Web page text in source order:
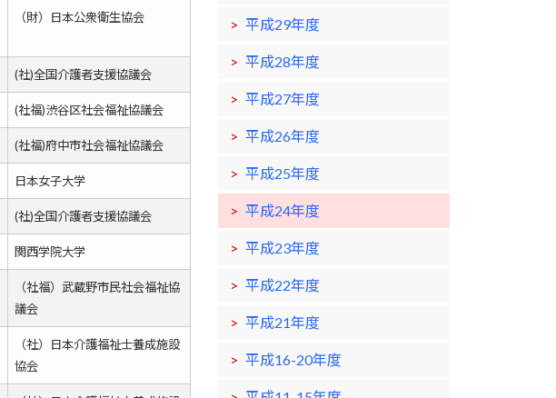
（財）日本公衆衛生協会
(社)全国介護者支援協議会
(社福)渋谷区社会福祉協議会
(社福)府中市社会福祉協議会
日本女子大学
(社)全国介護者支援協議会
関西学院大学
（社福）武蔵野市民社会福祉協
議会
（社）日本介護福祉士養成施設
協会
平成29年度
平成28年度
平成27年度
平成26年度
平成25年度
平成24年度
平成23年度
平成22年度
平成21年度
平成16-20年度